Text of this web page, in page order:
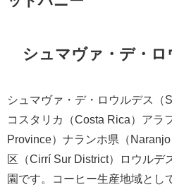
シュマヴァ・デ・ロ
シュマヴァ・デ・ロウルデス（
コスタリカ（Costa Rica）アラ
Province）ナランホ県（
区（Cirrí Sur District）ロウルデ
園です。コーヒー生産地域とし